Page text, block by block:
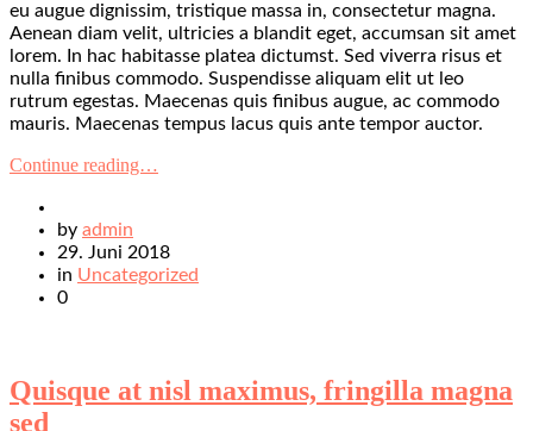
eu augue dignissim, tristique massa in, consectetur magna.
Aenean diam velit, ultricies a blandit eget, accumsan sit amet
lorem. In hac habitasse platea dictumst. Sed viverra risus et
nulla finibus commodo. Suspendisse aliquam elit ut leo
rutrum egestas. Maecenas quis finibus augue, ac commodo
mauris. Maecenas tempus lacus quis ante tempor auctor.
Continue reading…
by admin
29. Juni 2018
in Uncategorized
0
Quisque at nisl maximus, fringilla magna
sed